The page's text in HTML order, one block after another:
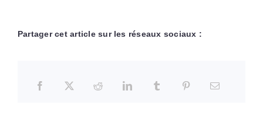
Partager cet article sur les réseaux sociaux :